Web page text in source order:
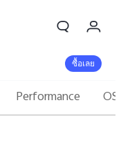
ซื้อเลย
Performance OS